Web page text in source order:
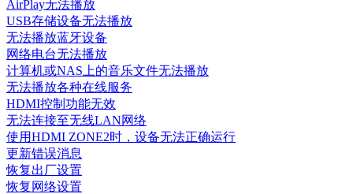
AirPlay无法播放
USB存储设备无法播放
无法播放蓝牙设备
网络电台无法播放
计算机或NAS上的音乐文件无法播放
无法播放各种在线服务
HDMI控制功能无效
无法连接至无线LAN网络
使用HDMI ZONE2时，设备无法正确运行
更新错误消息
恢复出厂设置
恢复网络设置